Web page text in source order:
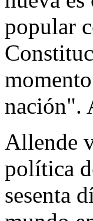
popular
nación".
Allende
política
sesenta